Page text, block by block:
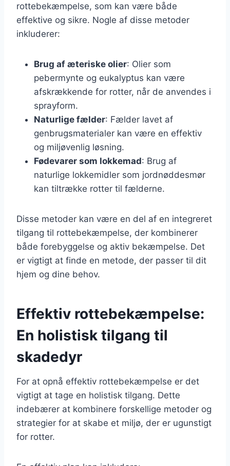
rottebekæmpelse, som kan være både
effektive og sikre. Nogle af disse metoder
inkluderer:
Brug af æteriske olier: Olier som
pebermynte og eukalyptus kan være
afskrækkende for rotter, når de anvendes i
sprayform.
Naturlige fælder: Fælder lavet af
genbrugsmaterialer kan være en effektiv
og miljøvenlig løsning.
Fødevarer som lokkemad: Brug af
naturlige lokkemidler som jordnøddesmør
kan tiltrække rotter til fælderne.
Disse metoder kan være en del af en integreret
tilgang til rottebekæmpelse, der kombinerer
både forebyggelse og aktiv bekæmpelse. Det
er vigtigt at finde en metode, der passer til dit
hjem og dine behov.
Effektiv rottebekæmpelse:
En holistisk tilgang til
skadedyr
For at opnå effektiv rottebekæmpelse er det
vigtigt at tage en holistisk tilgang. Dette
indebærer at kombinere forskellige metoder og
strategier for at skabe et miljø, der er ugunstigt
for rotter.